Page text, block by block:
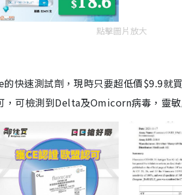
點擊圖片放大
快速測試劑，現時只要超低價$9.9就
，可檢測到Delta及Omicorn病毒，靈